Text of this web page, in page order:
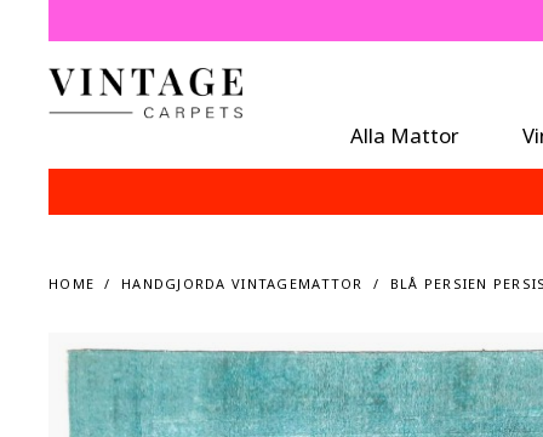
Alla Mattor
HOME HANDGJORDA VINTAGEMATTOR BLÅ PERSIEN